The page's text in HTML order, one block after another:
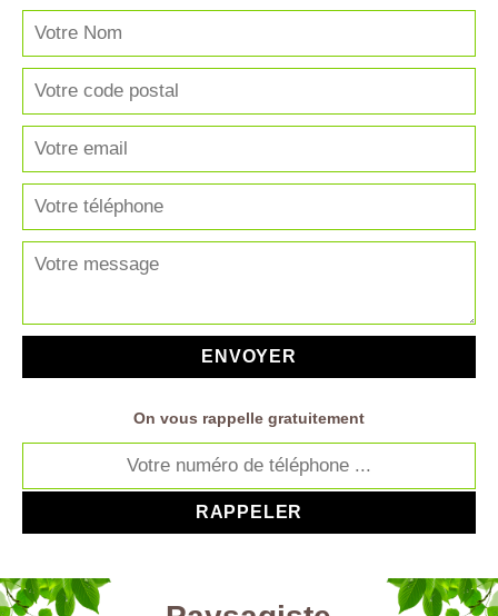
On vous rappelle gratuitement